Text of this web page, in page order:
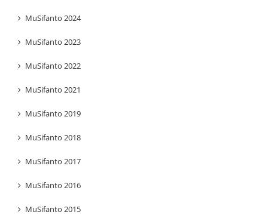
MuSifanto 2024
MuSifanto 2023
MuSifanto 2022
MuSifanto 2021
MuSifanto 2019
MuSifanto 2018
MuSifanto 2017
MuSifanto 2016
MuSifanto 2015